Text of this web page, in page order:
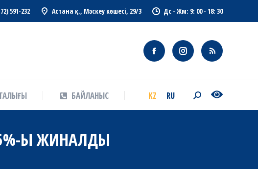
591-232 Астана қ., Мәскеу көшесі, 29/3 Дс - Жм: 9: 00 - 18: 30
БАЙЛАНЫС KZ RU Search:
Ы ЖИНАЛДЫ
БАЙЛАНЫС KZ RU Search: